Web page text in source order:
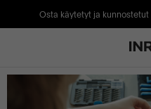
Osta käytetyt ja